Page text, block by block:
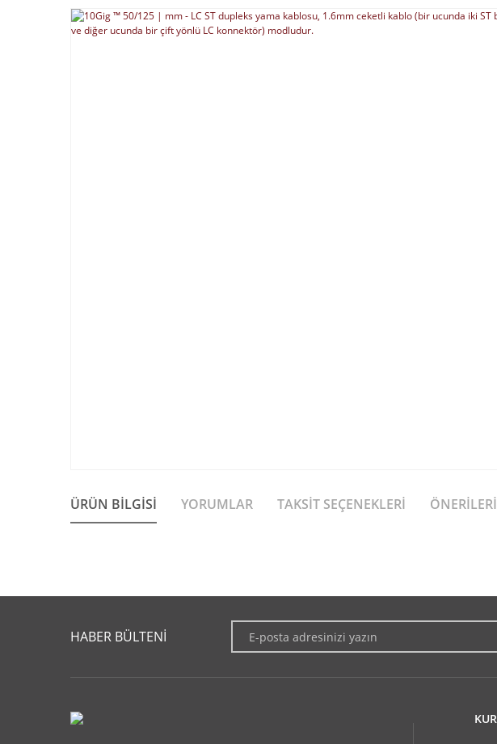
ÜRÜN BILGISI YORUMLAR TAKSIT SEÇENEKLERI
Görüş ve önerileriniz için teşekkür ederiz.
Ürün açıklamasında eksik bilgiler bulunuyor.
HABER BÜLTENİ